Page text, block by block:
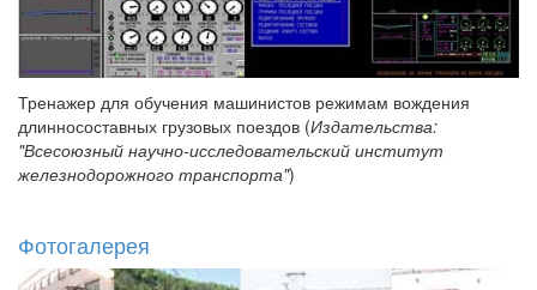
Тренажер для обучения машинистов режимам вождения
длинносоставных грузовых поездов (Издательства:
"Всесоюзный научно-исследовательский институт
железнодорожного транспорта")
Фотогалерея